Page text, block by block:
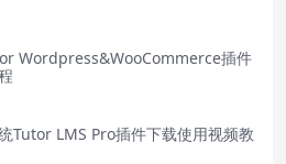
Wordpress&WooCommerce插件
Tutor LMS Pro插件下载使用视频教